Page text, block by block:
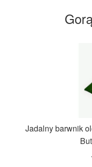
Jadalny barwnik